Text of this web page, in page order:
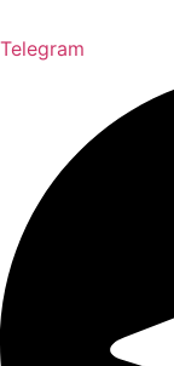
Telegram